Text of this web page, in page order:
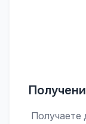
Получаете